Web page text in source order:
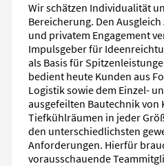
Wir schätzen Individualität
Bereicherung. Den
und privatem Engagement
Impuls­geber für
als Basis für
bedient heute Kunden aus
Logistik sowie dem Einzel-
ausgefeilten Bautechnik von
Tiefkühl­räumen in jeder
den unterschied­lichsten
Anforderungen. Hierfür
voraus­schauende